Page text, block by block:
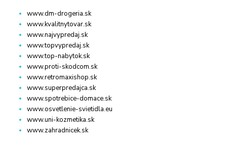
www.dm-drogeria.sk
www.kvalitnytovar.sk
www.najvypredaj.sk
www.topvypredaj.sk
www.top-nabytok.sk
www.proti-skodcom.sk
www.retromaxishop.sk
www.superpredajca.sk
www.spotrebice-domace.sk
www.osvetlenie-svietidla.eu
www.uni-kozmetika.sk
www.zahradnicek.sk